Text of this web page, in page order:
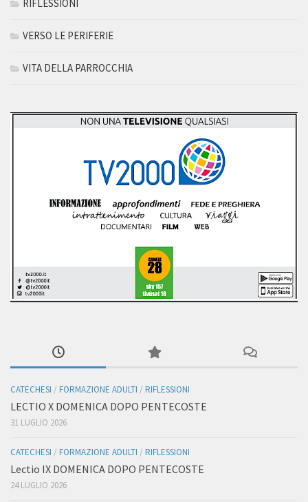
RIFLESSIONI
VERSO LE PERIFERIE
VITA DELLA PARROCCHIA
CATECHESI / FORMAZIONE ADULTI / RIFLESSIONI
LECTIO X DOMENICA DOPO PENTECOSTE
31 LUGLIO 2026
CATECHESI / FORMAZIONE ADULTI / RIFLESSIONI
Lectio IX DOMENICA DOPO PENTECOSTE
24 LUGLIO 2026